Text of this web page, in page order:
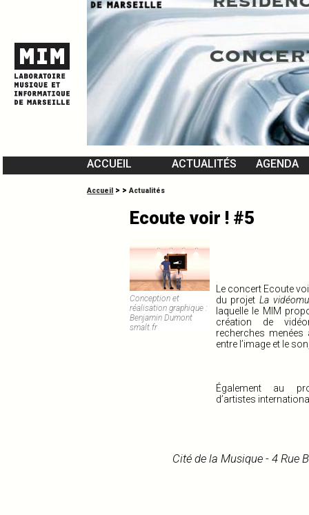
ACCUEIL
ACTUALITÉS AGENDA
Accueil > >Actualités
Ecoute voir ! #5
Conception et
réalisation graphique :
Benjamin Dumont
smalt.fr
Le concert Ecoute
du projet La
laquelle le MIM
création de
recherches menées
entre l’image et le
Également au
d’artistes
Cité de la Musique - 4 Rue